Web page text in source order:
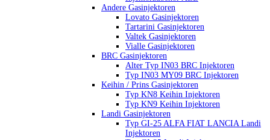
Andere Gasinjektoren
Lovato Gasinjektoren
Tartarini Gasinjektoren
Valtek Gasinjektoren
Vialle Gasinjektoren
BRC Gasinjektoren
Alter Typ IN03 BRC Injektoren
Typ IN03 MY09 BRC Injektoren
Keihin / Prins Gasinjektoren
Typ KN8 Keihin Injektoren
Typ KN9 Keihin Injektoren
Landi Gasinjektoren
Typ GI-25 ALFA FIAT LANCIA Landi
Injektoren